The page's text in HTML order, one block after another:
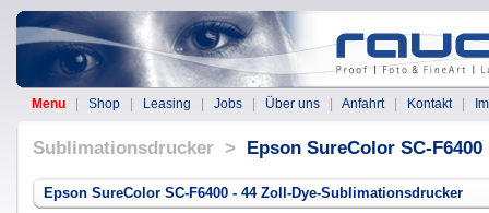
Menu | Shop | Leasing | Jobs | Über uns | Anfahrt| Kontakt|
Sublimationsdrucker > Epson SureColor SC-F6400
Epson SureColor SC-F6400 - 44 Zoll-Dye-Sublimationsdrucker